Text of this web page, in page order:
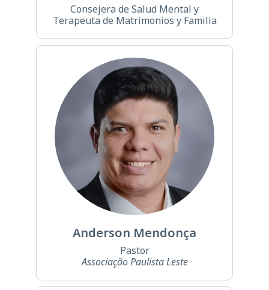
Consejera de Salud Mental y
Terapeuta de Matrimonios y Familia
Anderson Mendonça
Pastor
Associação Paulista Leste